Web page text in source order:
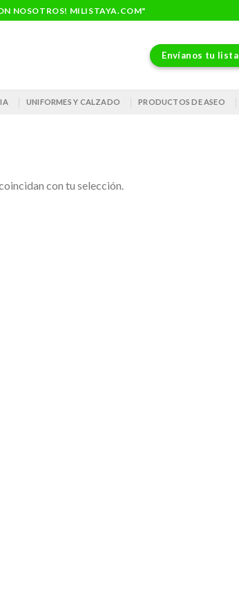
NOSOTROS! MILISTAYA.COM"
Envíanos tu lista
UNIFORMES Y CALZADO PRODUCTOS DE ASEO
con tu selección.